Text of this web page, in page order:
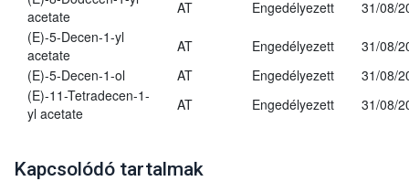
acetate
AT Engedélyezett
31/08/
(E)-5-Decen-1-yl
acetate
AT Engedélyezett
31/08/
(E)-5-Decen-1-ol
AT Engedélyezett
31/08/
(E)-11-Tetradecen-1-
yl acetate
AT Engedélyezett 31/08/
Kapcsolódó tartalmak